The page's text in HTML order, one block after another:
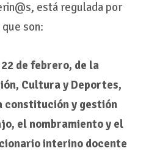
está regulada por
son:
de febrero, de la
Cultura y Deportes,
constitución y gestión
el nombramiento y el
interino docente